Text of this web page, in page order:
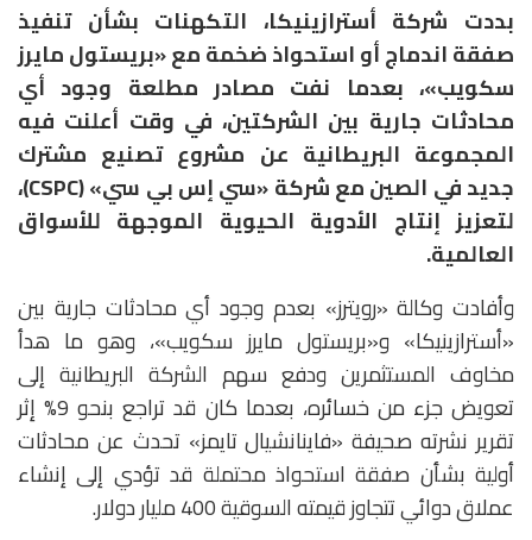
بددت شركة أسترازينيكا، التكهنات بشأن تنفيذ
صفقة اندماج أو استحواذ ضخمة مع «بريستول مايرز
سكويب»، بعدما نفت مصادر مطلعة وجود أي
محادثات جارية بين الشركتين، في وقت أعلنت فيه
المجموعة البريطانية عن مشروع تصنيع مشترك
جديد في الصين مع شركة «سي إس بي سي» (CSPC)،
لتعزيز إنتاج الأدوية الحيوية الموجهة للأسواق
العالمية.
وأفادت وكالة «رويترز» بعدم وجود أي محادثات جارية بين
«أسترازينيكا» و«بريستول مايرز سكويب»، وهو ما هدأ
مخاوف المستثمرين ودفع سهم الشركة البريطانية إلى
تعويض جزء من خسائره، بعدما كان قد تراجع بنحو 9% إثر
تقرير نشرته صحيفة «فاينانشيال تايمز» تحدث عن محادثات
أولية بشأن صفقة استحواذ محتملة قد تؤدي إلى إنشاء
عملاق دوائي تتجاوز قيمته السوقية 400 مليار دولار.